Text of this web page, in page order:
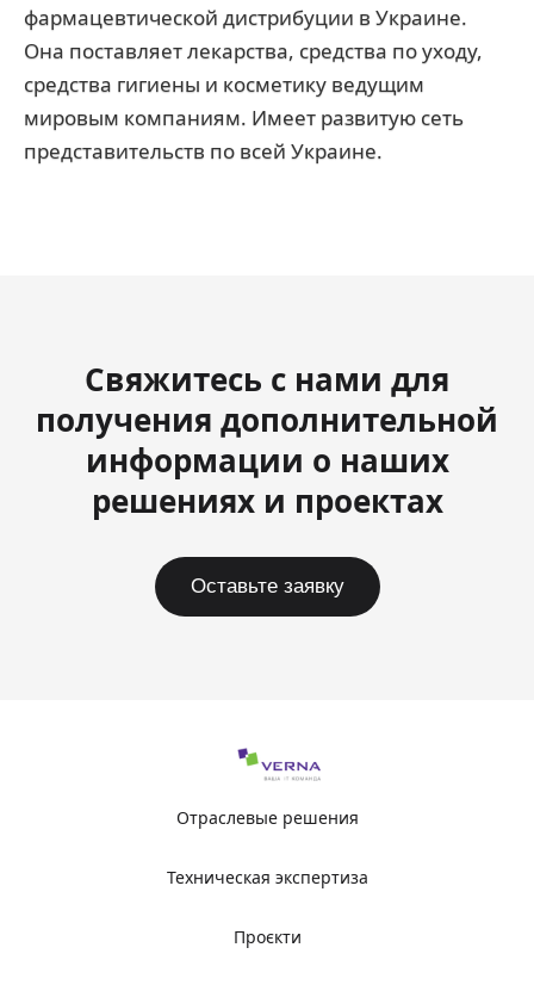
фармацевтической дистрибуции в Украине.
Она поставляет лекарства, средства по уходу,
средства гигиены и косметику ведущим
мировым компаниям. Имеет развитую сеть
представительств по всей Украине.
Свяжитесь с нами для
получения дополнительной
информации о наших
решениях и проектах
Оставьте заявку
Отраслевые решения
Техническая экспертиза
Проєкти